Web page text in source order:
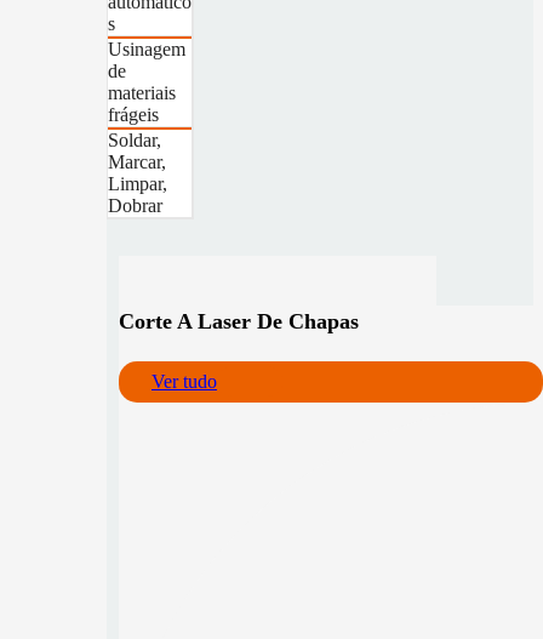
s
Usinagem
de
materiais
frágeis
Soldar,
Marcar,
Limpar,
Dobrar
Corte A Laser De Chapas
Ver tudo